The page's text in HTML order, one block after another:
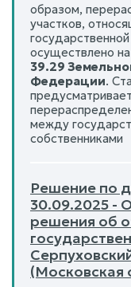
образом,
участков,
осуществлено
39.29
Федерации.
между
собственниками
Решение по
30.09.2025 -
решения об
(Московская